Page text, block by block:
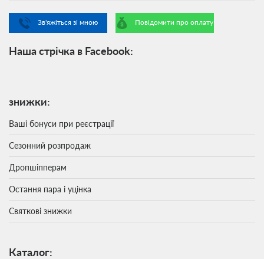
Зв'яжіться зі мною Повідомити про оплату
Наша стрічка в Facebook:
знижки:
Ваші бонуси при реєстрації
Сезонний розпродаж
Дропшіпперам
Остання пара і уцінка
Святкові знижки
Каталог: